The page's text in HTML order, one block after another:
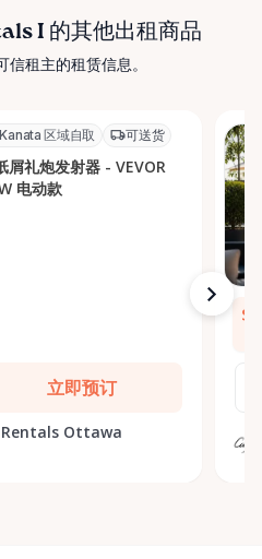
I 的其他出租商品
租主的租赁信息。
区域自取 可送货
屑礼炮发射器 - VEVOR
电动款
立即预订
Ottawa